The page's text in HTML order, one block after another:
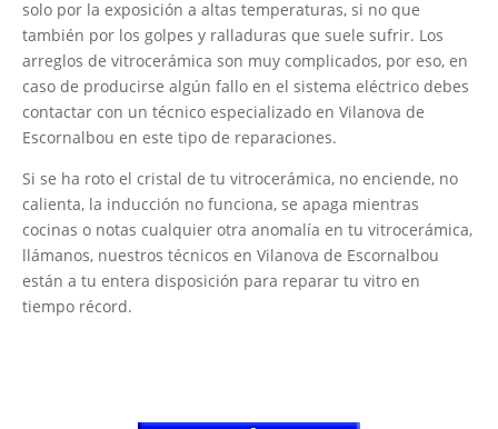
solo por la exposición a altas temperaturas, si no que
también por los golpes y ralladuras que suele sufrir. Los
arreglos de vitrocerámica son muy complicados, por eso, en
caso de producirse algún fallo en el sistema eléctrico debes
contactar con un técnico especializado en Vilanova de
Escornalbou en este tipo de reparaciones.
Si se ha roto el cristal de tu vitrocerámica, no enciende, no
calienta, la inducción no funciona, se apaga mientras
cocinas o notas cualquier otra anomalía en tu vitrocerámica,
llámanos, nuestros técnicos en Vilanova de Escornalbou
están a tu entera disposición para reparar tu vitro en
tiempo récord.